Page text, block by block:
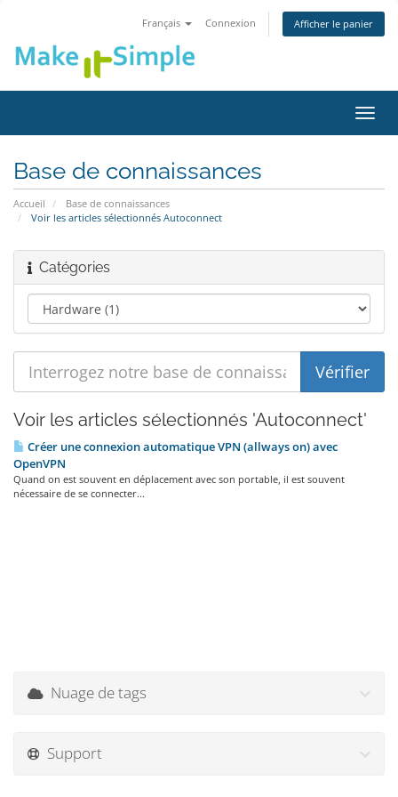
Français Connexion Afficher le panier
la
Base de connaissances
Accueil
Base de connaissances
Voir les articles sélectionnés Autoconnect
Catégories
Voir les articles sélectionnés 'Autoconnect'
Créer une connexion automatique VPN (allways on) avec
OpenVPN
Quand on est souvent en déplacement avec son portable, il est souvent
nécessaire de se connecter...
Nuage de tags
Support